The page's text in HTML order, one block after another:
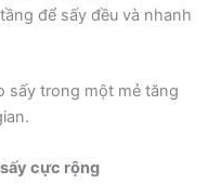
để sấy đều và nhanh
sấy trong một mẻ tăng
cực rộng